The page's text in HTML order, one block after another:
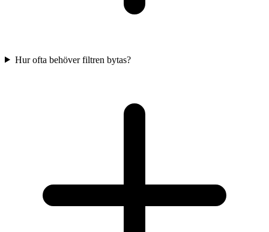
Hur ofta behöver filtren bytas?